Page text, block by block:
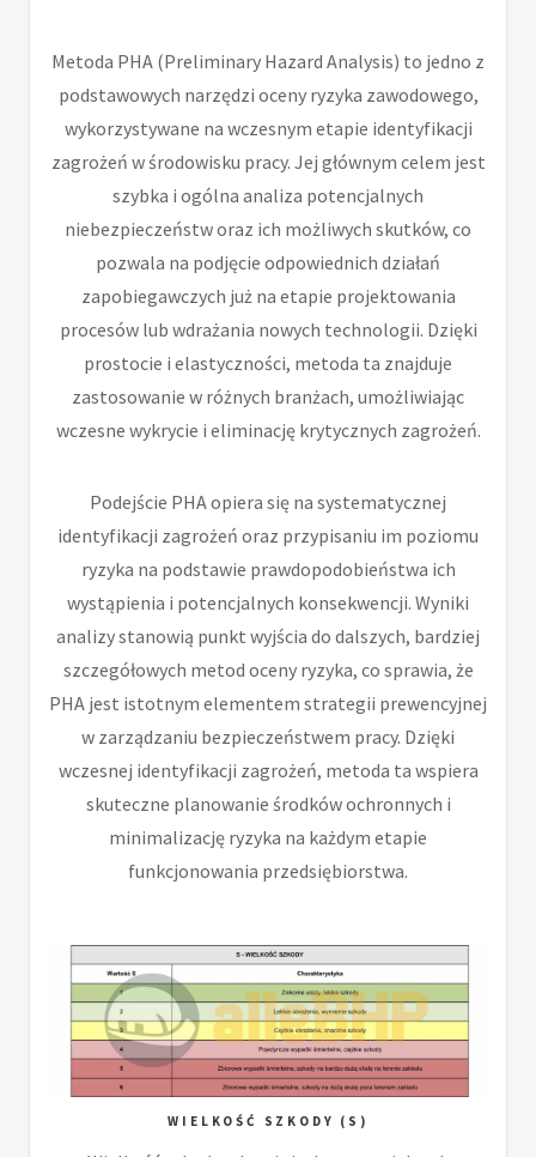
Metoda PHA (Preliminary Hazard Analysis) to jedno z
podstawowych narzędzi oceny ryzyka zawodowego,
wykorzystywane na wczesnym etapie identyfikacji
zagrożeń w środowisku pracy. Jej głównym celem jest
szybka i ogólna analiza potencjalnych
niebezpieczeństw oraz ich możliwych skutków, co
pozwala na podjęcie odpowiednich działań
zapobiegawczych już na etapie projektowania
procesów lub wdrażania nowych technologii. Dzięki
prostocie i elastyczności, metoda ta znajduje
zastosowanie w różnych branżach, umożliwiając
wczesne wykrycie i eliminację krytycznych zagrożeń.
Podejście PHA opiera się na systematycznej
identyfikacji zagrożeń oraz przypisaniu im poziomu
ryzyka na podstawie prawdopodobieństwa ich
wystąpienia i potencjalnych konsekwencji. Wyniki
analizy stanowią punkt wyjścia do dalszych, bardziej
szczegółowych metod oceny ryzyka, co sprawia, że
PHA jest istotnym elementem strategii prewencyjnej
w zarządzaniu bezpieczeństwem pracy. Dzięki
wczesnej identyfikacji zagrożeń, metoda ta wspiera
skuteczne planowanie środków ochronnych i
minimalizację ryzyka na każdym etapie
funkcjonowania przedsiębiorstwa.
WIELKOŚĆ SZKODY (S)